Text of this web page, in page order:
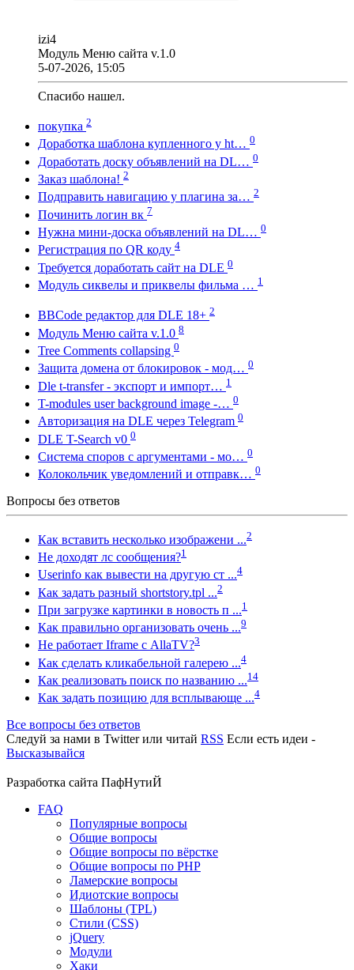
izi4
Модуль Меню сайта v.1.0
5-07-2026, 15:05
Спасибо нашел.
покупка 2
Доработка шаблона купленного у ht… 0
Доработать доску объявлений на DL… 0
Заказ шаблона! 2
Подправить навигацию у плагина за… 2
Починить логин вк 7
Нужна мини-доска объявлений на DL… 0
Регистрация по QR коду 4
Требуется доработать сайт на DLE 0
Модуль сиквелы и приквелы фильма … 1
BBCode редактор для DLE 18+ 2
Модуль Меню сайта v.1.0 8
Tree Comments collapsing 0
Защита домена от блокировок - мод… 0
Dle t-transfer - экспорт и импорт… 1
T-modules user background image -… 0
Авторизация на DLE через Telegram 0
DLE T-Search v0 0
Система споров с аргументами - мо… 0
Колокольчик уведомлений и отправк… 0
Вопросы без ответов
Как вставить несколько изображени ...2
Не доходят лс сообщения?1
Userinfo как вывести на другую ст ...4
Как задать разный shortstory.tpl ...2
При загрузке картинки в новость п ...1
Как правильно организовать очень ...9
Не работает Iframe с AllaTV?3
Как сделать кликабельной галерею ...4
Как реализовать поиск по названию ...14
Как задать позицию для всплывающе ...4
Все вопросы без ответов
Следуй за нами в Twitterили читай RSS Если есть идеи -
Высказывайся
Разработка сайта ПафНутиЙ
FAQ
Популярные вопросы
Общие вопросы
Общие вопросы по вёрстке
Общие вопросы по PHP
Ламерские вопросы
Идиотские вопросы
Шаблоны (TPL)
Стили (CSS)
jQuery
Модули
Хаки